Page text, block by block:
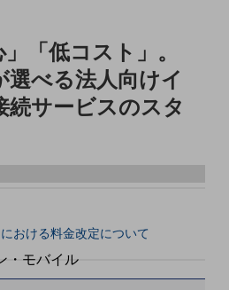
の解決や
ます
・モバイル
「低コスト」。
べる法人向けイ
続サービスのスタ
おける料金改定について